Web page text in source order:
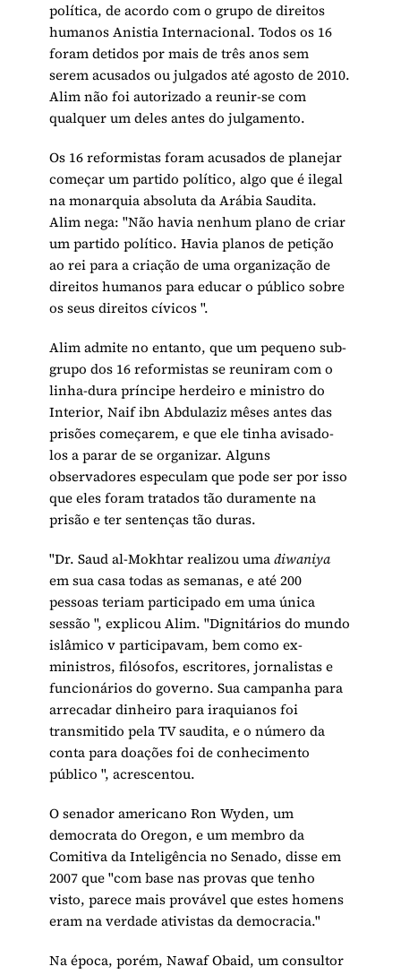
política, de acordo com o grupo de direitos
humanos Anistia Internacional. Todos os 16
foram detidos por mais de três anos sem
serem acusados ou julgados até agosto de 2010.
Alim não foi autorizado a reunir-se com
qualquer um deles antes do julgamento.
Os 16 reformistas foram acusados de planejar
começar um partido político, algo que é ilegal
na monarquia absoluta da Arábia Saudita.
Alim nega: "Não havia nenhum plano de criar
um partido político. Havia planos de petição
ao rei para a criação de uma organização de
direitos humanos para educar o público sobre
os seus direitos cívicos ".
Alim admite no entanto, que um pequeno sub-
grupo dos 16 reformistas se reuniram com o
linha-dura príncipe herdeiro e ministro do
Interior, Naif ibn Abdulaziz mêses antes das
prisões começarem, e que ele tinha avisado-
los a parar de se organizar. Alguns
observadores especulam que pode ser por isso
que eles foram tratados tão duramente na
prisão e ter sentenças tão duras.
"Dr. Saud al-Mokhtar realizou umadiwaniya
em sua casa todas as semanas, e até 200
pessoas teriam participado em uma única
sessão ", explicou Alim. "Dignitários do mundo
islâmico v participavam, bem como ex-
ministros, filósofos, escritores, jornalistas e
funcionários do governo. Sua campanha para
arrecadar dinheiro para iraquianos foi
transmitido pela TV saudita, e o número da
conta para doações foi de conhecimento
público ", acrescentou.
O senador americano Ron Wyden, um
democrata do Oregon, e um membro da
Comitiva da Inteligência no Senado, disse em
2007 que "com base nas provas que tenho
visto, parece mais provável que estes homens
eram na verdade ativistas da democracia."
Na época, porém, Nawaf Obaid, um consultor